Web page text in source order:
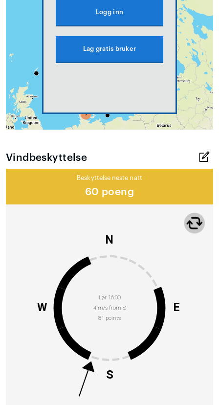
Logg inn
Lag gratis bruker
Vindbeskyttelse
Beskyttelse neste natt
60 poeng
Lør 16:00
4 m/s from S
81 points
N
E
S
W